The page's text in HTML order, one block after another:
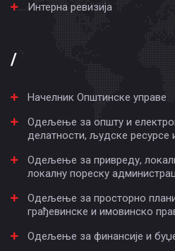
Интерна ревизија
/
Начелник Општинске управе
Одељење за општу и
делатности, људске ресурсе
Одељење за привреду,
локалну пореску
Одељење за просторно
грађевинске и имовинско
Одељење за финансије и